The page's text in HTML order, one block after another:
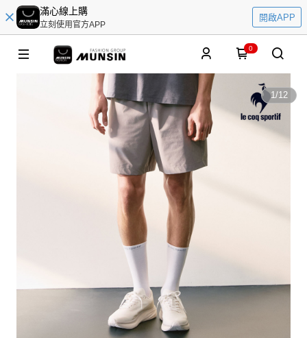
滿心線上購
立刻使用官方APP
開啟APP
0
1/12